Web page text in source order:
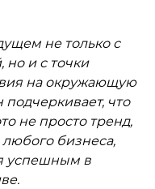
не только с
но и с точки
на окружающую
что
не просто тренд,
бизнеса,
успешным в